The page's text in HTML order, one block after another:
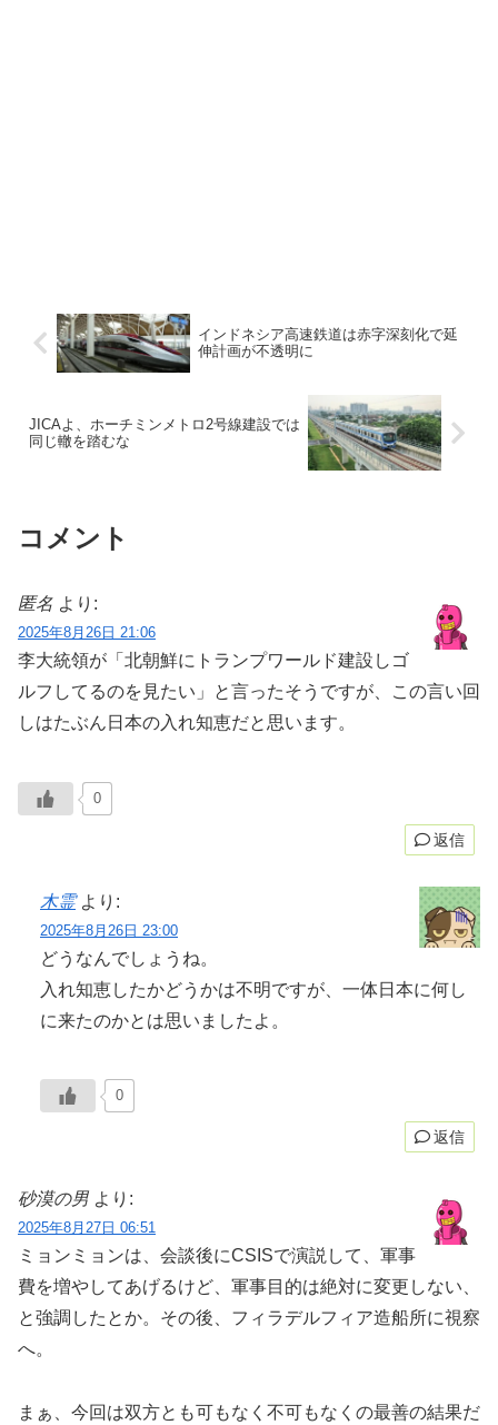
インドネシア高速鉄道は赤字深刻化で延
伸計画が不透明に
JICAよ、ホーチミンメトロ2号線建設では
同じ轍を踏むな
コメント
匿名 より:
2025年8月26日 21:06
李大統領が「北朝鮮にトランプワールド建設しゴ
ルフしてるのを見たい」と言ったそうですが、この言い回
しはたぶん日本の入れ知恵だと思います。
0
返信
木霊 より:
2025年8月26日 23:00
どうなんでしょうね。
入れ知恵したかどうかは不明ですが、一体日本に何し
に来たのかとは思いましたよ。
0
返信
砂漠の男 より:
2025年8月27日 06:51
ミョンミョンは、会談後にCSISで演説して、軍事
費を増やしてあげるけど、軍事目的は絶対に変更しない、
と強調したとか。その後、フィラデルフィア造船所に視察
へ。
まぁ、今回は双方とも可もなく不可もなくの最善の結果だ